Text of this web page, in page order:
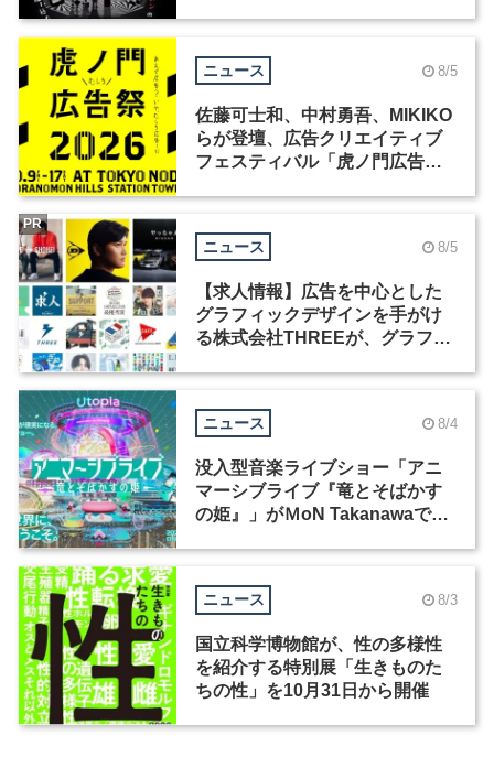
ニュース 8/5
佐藤可士和、中村勇吾、MIKIKO
らが登壇、広告クリエイティブ
フェスティバル「虎ノ門広告
ニュース 8/5
【求人情報】広告を中心とした
グラフィックデザインを手がけ
る株式会社THREEが、グラフィ
PR
ニュース 8/4
没入型音楽ライブショー「アニ
マーシブライブ『竜とそばかす
の姫』」がＭoN Takanawaで開
ニュース 8/3
国立科学博物館が、性の多様性
を紹介する特別展「生きものた
ちの性」を10月31日から開催